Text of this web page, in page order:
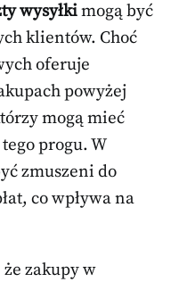
wysyłkimogą być
klientów. Choć
oferuje
powyżej
mogą mieć
progu. W
zmuszeni do
co wpływa na
zakupy w